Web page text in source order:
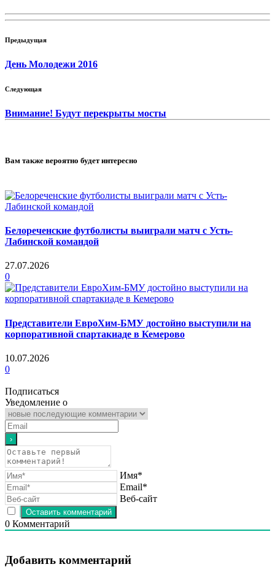
Предыдущая
День Молодежи 2016
Следующая
Внимание! Будут перекрыты мосты
Вам также вероятно будет интересно
Белореченские футболисты выиграли матч с Усть-
Лабинской командой
27.07.2026
0
Представители ЕвроХим-БМУ достойно выступили на
корпоративной спартакиаде в Кемерово
10.07.2026
0
Подписаться
Уведомление о
Имя*
Email*
Веб-сайт
0 Комментарий
Добавить комментарий